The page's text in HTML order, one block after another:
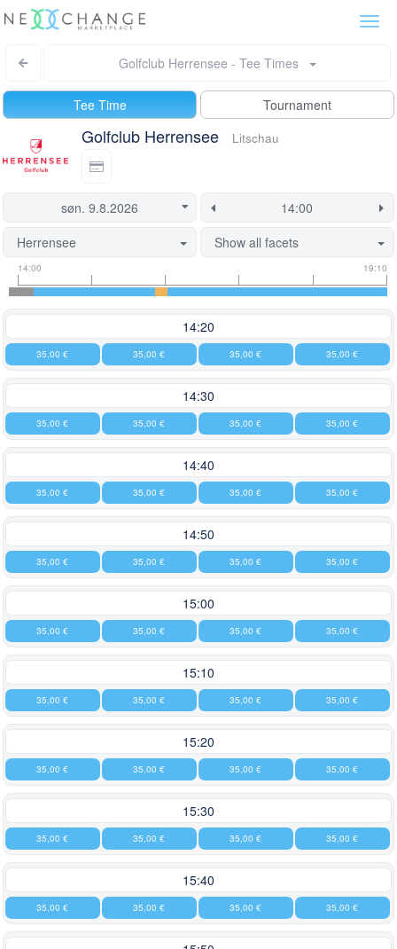
Golfclub Herrensee - Tee Times
Tee Time Tournament
Golfclub Herrensee Litschau
Herrensee
Show all facets
Tee
time
Flight
slot
This
start
currently
locked.
14:00 19:10
14:20
35,00 € 35,00 € 35,00 € 35,00 €
14:30
35,00 € 35,00 € 35,00 € 35,00 €
14:40
35,00 € 35,00 € 35,00 € 35,00 €
14:50
35,00 € 35,00 € 35,00 € 35,00 €
15:00
35,00 € 35,00 € 35,00 € 35,00 €
15:10
35,00 € 35,00 € 35,00 € 35,00 €
15:20
35,00 € 35,00 € 35,00 € 35,00 €
15:30
35,00 € 35,00 € 35,00 € 35,00 €
15:40
35,00 € 35,00 € 35,00 € 35,00 €